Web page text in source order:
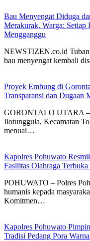
Bau Menyengat Diduga
Merakurak, Warga: Setiap
Mengganggu
NEWSTIZEN.co.id Tuban
bau menyengat kembali
Proyek Embung di
Transparansi dan Dugaan
GORONTALO UTARA –
Ilotunggula, Kecamatan
menuai…
Kapolres Pohuwato
Fasilitas Olahraga
POHUWATO – Polres
humanis kepada
Komitmen…
Kapolres Pohuwato
Tradisi Pedang Pora